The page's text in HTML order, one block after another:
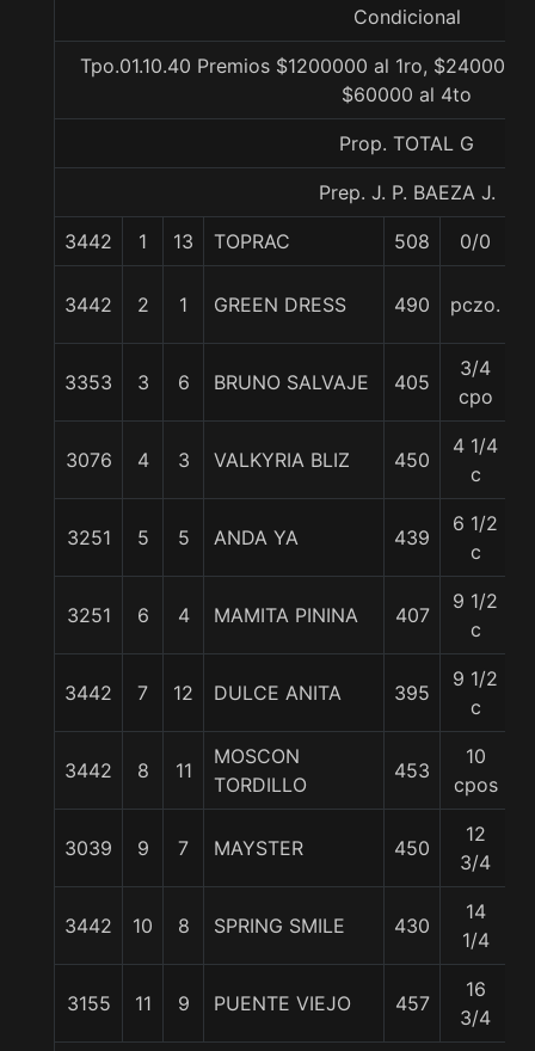
Condicional
Tpo.01.10.40 Premios $1200000 al 1ro, $240000
$60000 al 4to
Prop. TOTAL G
Prep. J. P. BAEZA J.
3442 1 13 TOPRAC 508 0/0
3442 2 1 GREEN DRESS 490 pczo.
3353 3 6 BRUNO SALVAJE 405
3/4
cpo
3076 4 3 VALKYRIA BLIZ 450
4 1/4
c
3251 5 5 ANDA YA 439
6 1/2
c
3251 6 4 MAMITA PININA 407
9 1/2
c
3442 7 12 DULCE ANITA 395
9 1/2
c
3442 8 11
MOSCON
TORDILLO
453
10
cpos
3039 9 7 MAYSTER 450
12
3/4
3442 10 8 SPRING SMILE 430
14
1/4
3155 11 9 PUENTE VIEJO 457
16
3/4